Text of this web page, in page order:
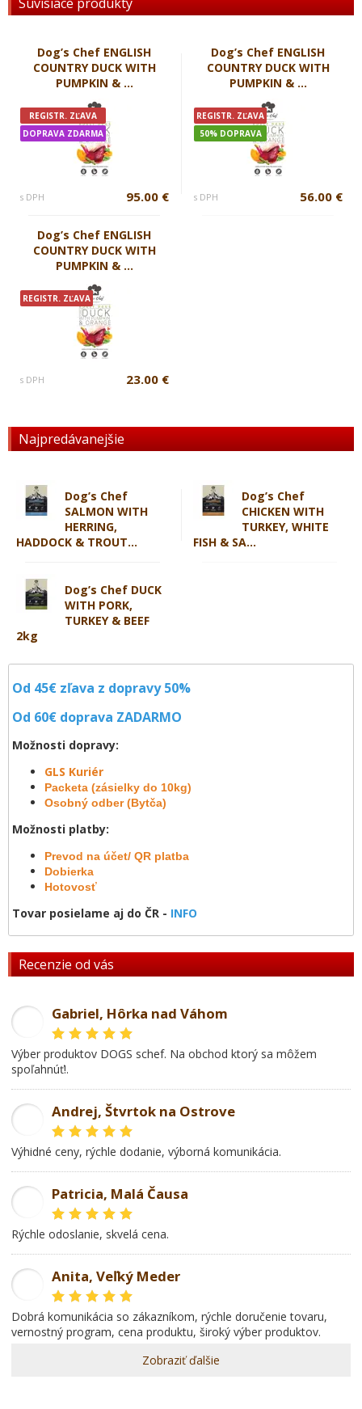
Od 45€ zľava z dopravy 50%
Od 60€ doprava ZADARMO
Možnosti dopravy:
GLS Kuriér
Packeta (zásielky do 10kg)
Osobný odber (Bytča)
Možnosti platby:
Prevod na účet/ QR platba
Dobierka
Hotovosť
Tovar posielame aj do ČR - INFO
Recenzie od vás
Gabriel, Hôrka nad Váhom
Výber produktov DOGS schef. Na obchod ktorý sa môžem
spoľahnúť!.
Andrej, Štvrtok na Ostrove
Výhidné ceny, rýchle dodanie, výborná komunikácia.
Patricia, Malá Čausa
rýchle odoslanie, skvelá cena.
Anita, Veľký Meder
dobrá komunikácia so zákazníkom, rýchle doručenie tovaru,
vernostný program, cena produktu, široký výber produktov.
Zobraziť ďalšie
Najpredávanejšie
Dog’s Chef
SALMON WITH
HERRING,
HADDOCK & TROUT...
Dog’s Chef
CHICKEN WITH
TURKEY, WHITE
FISH & SA...
Dog’s Chef DUCK
WITH PORK,
TURKEY & BEEF
2kg
Dog’s Chef ENGLISH
COUNTRY DUCK WITH
PUMPKIN & ...
REGISTR. ZĽAVA
DOPRAVA ZDARMA
s DPH 95.00 €
Dog’s Chef ENGLISH
COUNTRY DUCK WITH
PUMPKIN & ...
REGISTR. ZĽAVA
50% DOPRAVA
s DPH 56.00 €
Dog’s Chef ENGLISH
COUNTRY DUCK WITH
PUMPKIN & ...
REGISTR. ZĽAVA
s DPH 23.00 €